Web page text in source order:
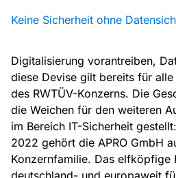
Keine Sicherheit ohne
Digitalisierung vorantreiben,
diese Devise gilt bereits für
des RWTÜV-Konzerns. Die
die Weichen für den weiteren
im Bereich IT-Sicherheit
2022 gehört die APRO GmbH
Konzernfamilie. Das elfköpfige
deutschland- und europaweit